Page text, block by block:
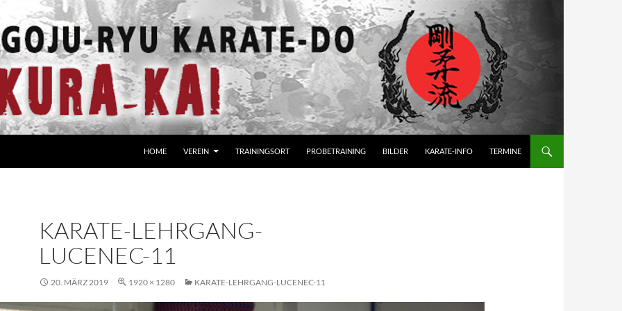
HOME VEREIN TRAININGSORT PROBETRAINING BILDER KARATE-INFO TERMINE
KARATE-LEHRGANG-
LUCENEC-11
20. MÄRZ 2019 1920 × 1280 KARATE-LEHRGANG-LUCENEC-11